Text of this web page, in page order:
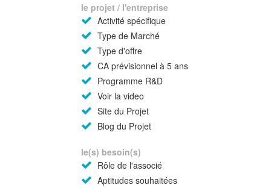
le projet / l'entreprise
Activité spécifique
Type de Marché
Type d'offre
CA prévisionnel à 5 ans
Programme R&D
Voir la video
Site du Projet
Blog du Projet
le(s) besoin(s)
Rôle de l'associé
Aptitudes souhaitées